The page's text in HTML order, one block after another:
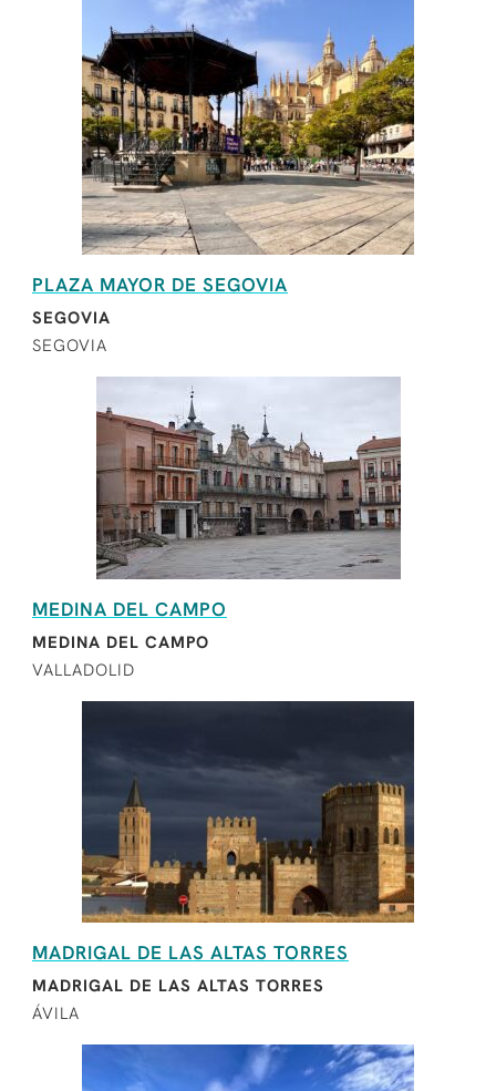
PLAZA MAYOR DE SEGOVIA
SEGOVIA
SEGOVIA
MEDINA DEL CAMPO
MEDINA DEL CAMPO
VALLADOLID
MADRIGAL DE LAS ALTAS TORRES
MADRIGAL DE LAS ALTAS TORRES
ÁVILA